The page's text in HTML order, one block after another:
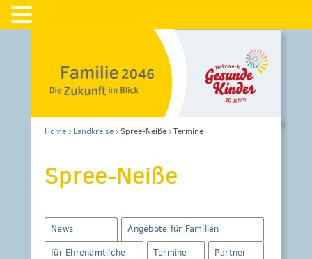
Home› Landkreise›Spree-Neiße›Termine
Spree-Neiße
News
Angebote für Familien
für Ehrenamtliche
Termine
Partner